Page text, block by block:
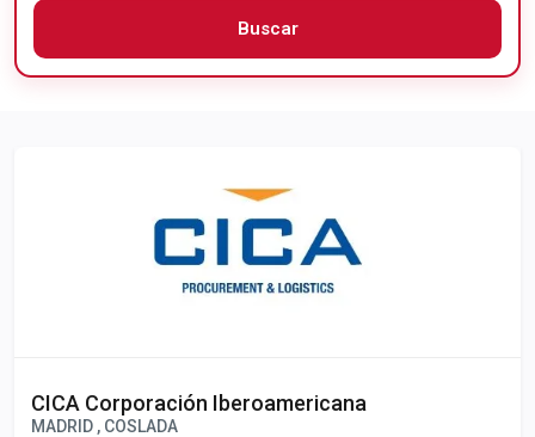
Buscar
CICA Corporación Iberoamericana
MADRID , COSLADA